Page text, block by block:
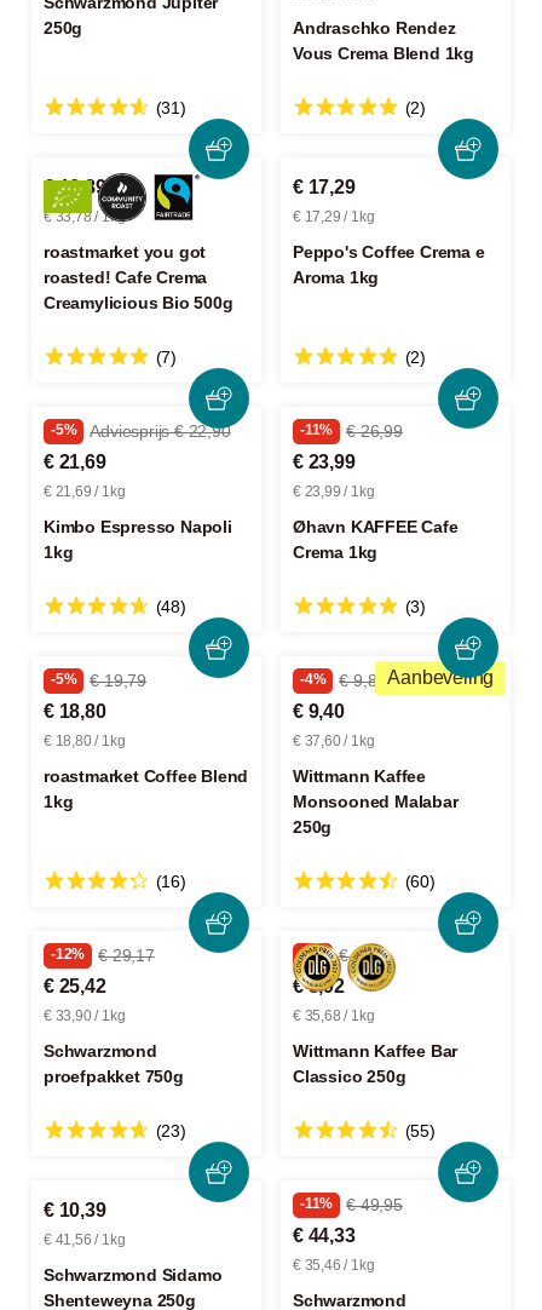
250g
(31)
Andraschko Rendez
Vous Crema Blend 1kg
(2)
€ 16,89
€ 33,78 / 1kg
roastmarket you got
roasted! Cafe Crema
Creamylicious Bio 500g
(7)
€ 17,29
€ 17,29 / 1kg
Peppo's Coffee Crema e
Aroma 1kg
(2)
-5% Adviesprijs € 22,90
€ 21,69
€ 21,69 / 1kg
Kimbo Espresso Napoli
1kg
(48)
-11% € 26,99
€ 23,99
€ 23,99 / 1kg
Øhavn KAFFEE Cafe
Crema 1kg
(3)
-5% € 19,79
€ 18,80
€ 18,80 / 1kg
roastmarket Coffee Blend
1kg
(16)
Aanbeveling
-4% € 9,89
€ 9,40
€ 37,60 / 1kg
Wittmann Kaffee
Monsooned Malabar
250g
(60)
-12% € 29,17
€ 25,42
€ 33,90 / 1kg
Schwarzmond
proefpakket 750g
(23)
-5% € 9,39
€ 8,92
€ 35,68 / 1kg
Wittmann Kaffee Bar
Classico 250g
(55)
€ 10,39
€ 41,56 / 1kg
Schwarzmond Sidamo
Shenteweyna 250g
-11% € 49,95
€ 44,33
€ 35,46 / 1kg
Schwarzmond